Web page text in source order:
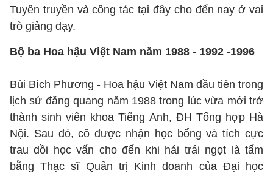
Tuyên truyền và công tác tại đây cho đến nay ở vai
trò giảng dạy.
Bộ ba Hoa hậu Việt Nam năm 1988 - 1992 -1996
Bùi Bích Phương - Hoa hậu Việt Nam đầu tiên trong
lịch sử đăng quang năm 1988 trong lúc vừa mới trở
thành sinh viên khoa Tiếng Anh, ĐH Tổng hợp Hà
Nội. Sau đó, cô được nhận học bổng và tích cực
trau dồi học vấn cho đến khi hái trái ngọt là tấm
bằng Thạc sĩ Quản trị Kinh doanh của Đại học